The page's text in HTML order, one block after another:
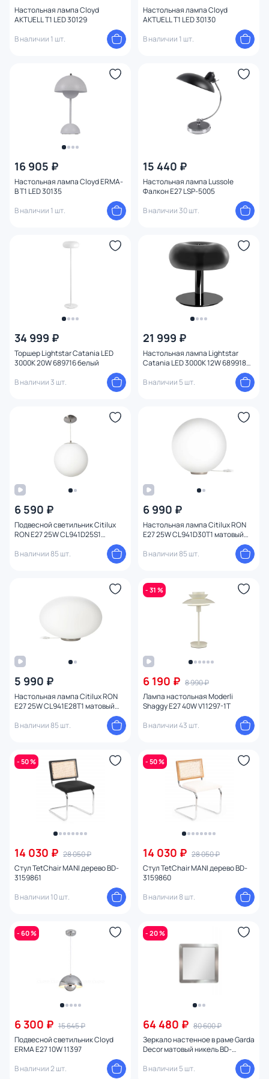
Настольная лампа Cloyd
AKTUELL T1 LED 30129
В наличии 1 шт.
Настольная лампа Cloyd
AKTUELL T1 LED 30130
В наличии 1 шт.
16 905 ₽
Настольная лампа Cloyd ERMA-
B T1 LED 30135
В наличии 1 шт.
15 440 ₽
Настольная лампа Lussole
Фалкон E27 LSP-5005
В наличии 30 шт.
34 999 ₽
Торшер Lightstar Catania LED
3000K 20W 689716 белый
В наличии 3 шт.
21 999 ₽
Настольная лампа Lightstar
Catania LED 3000K 12W 689918
В наличии 5 шт.
6 590 ₽
Подвесной светильник Citilux
RON E27 25W CL941D25S1
В наличии 85 шт.
6 990 ₽
Настольная лампа Citilux RON
E27 25W CL941D30T1 матовый
В наличии 85 шт.
5 990 ₽
Настольная лампа Citilux RON
E27 25W CL941E28T1 матовый
В наличии 85 шт.
- 31 %
6 190 ₽ 8 990 ₽
Лампа настольная Moderli
Shaggy E27 40W V11297-1T
В наличии 43 шт.
- 50 %
14 030 ₽ 28 050 ₽
Стул TetChair MANI дерево BD-
3159861
В наличии 10 шт.
- 50 %
14 030 ₽ 28 050 ₽
Стул TetChair MANI дерево BD-
3159860
В наличии 8 шт.
- 60 %
6 300 ₽ 15 645 ₽
Подвесной светильник Cloyd
ERMA E27 10W 11397
В наличии 2 шт.
- 20 %
64 480 ₽ 80 600 ₽
Зеркало настенное в раме Garda
Decor матовый никель BD-
В наличии 5 шт.